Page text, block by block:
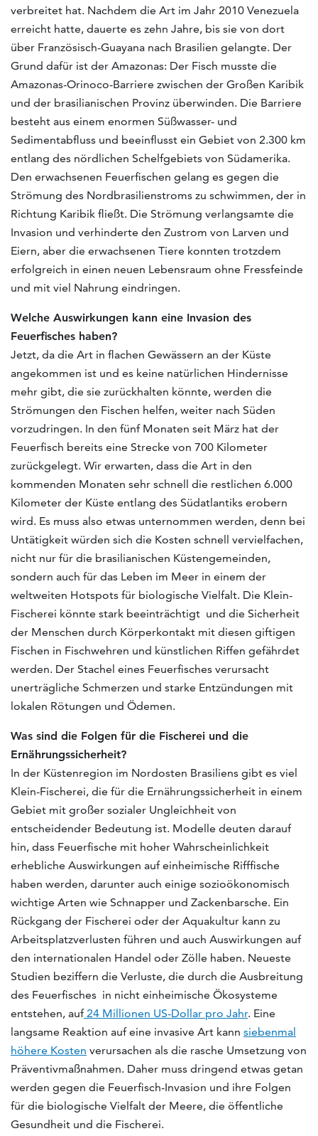
verbreitet hat. Nachdem die Art im Jahr 2010 Venezuela
erreicht hatte, dauerte es zehn Jahre, bis sie von dort
über Französisch-Guayana nach Brasilien gelangte. Der
Grund dafür ist der Amazonas: Der Fisch musste die
Amazonas-Orinoco-Barriere zwischen der Großen Karibik
und der brasilianischen Provinz überwinden. Die Barriere
besteht aus einem enormen Süßwasser- und
Sedimentabfluss und beeinflusst ein Gebiet von 2.300 km
entlang des nördlichen Schelfgebiets von Südamerika.
Den erwachsenen Feuerfischen gelang es gegen die
Strömung des Nordbrasilienstroms zu schwimmen, der in
Richtung Karibik fließt. Die Strömung verlangsamte die
Invasion und verhinderte den Zustrom von Larven und
Eiern, aber die erwachsenen Tiere konnten trotzdem
erfolgreich in einen neuen Lebensraum ohne Fressfeinde
und mit viel Nahrung eindringen.
Welche Auswirkungen kann eine Invasion des
Feuerfisches haben?
Jetzt, da die Art in flachen Gewässern an der Küste
angekommen ist und es keine natürlichen Hindernisse
mehr gibt, die sie zurückhalten könnte, werden die
Strömungen den Fischen helfen, weiter nach Süden
vorzudringen. In den fünf Monaten seit März hat der
Feuerfisch bereits eine Strecke von 700 Kilometer
zurückgelegt. Wir erwarten, dass die Art in den
kommenden Monaten sehr schnell die restlichen 6.000
Kilometer der Küste entlang des Südatlantiks erobern
wird. Es muss also etwas unternommen werden, denn bei
Untätigkeit würden sich die Kosten schnell vervielfachen,
nicht nur für die brasilianischen Küstengemeinden,
sondern auch für das Leben im Meer in einem der
weltweiten Hotspots für biologische Vielfalt. Die Klein-
Fischerei könnte stark beeinträchtigt und die Sicherheit
der Menschen durch Körperkontakt mit diesen giftigen
Fischen in Fischwehren und künstlichen Riffen gefährdet
werden. Der Stachel eines Feuerfisches verursacht
unerträgliche Schmerzen und starke Entzündungen mit
lokalen Rötungen und Ödemen.
Was sind die Folgen für die Fischerei und die
Ernährungssicherheit?
In der Küstenregion im Nordosten Brasiliens gibt es viel
Klein-Fischerei, die für die Ernährungssicherheit in einem
Gebiet mit großer sozialer Ungleichheit von
entscheidender Bedeutung ist. Modelle deuten darauf
hin, dass Feuerfische mit hoher Wahrscheinlichkeit
erhebliche Auswirkungen auf einheimische Rifffische
haben werden, darunter auch einige sozioökonomisch
wichtige Arten wie Schnapper und Zackenbarsche. Ein
Rückgang der Fischerei oder der Aquakultur kann zu
Arbeitsplatzverlusten führen und auch Auswirkungen auf
den internationalen Handel oder Zölle haben. Neueste
Studien beziffern die Verluste, die durch die Ausbreitung
des Feuerfisches in nicht einheimische Ökosysteme
entstehen, auf24 Millionen US-Dollar pro Jahr. Eine
langsame Reaktion auf eine invasive Art kann siebenmal
höhere Kosten verursachen als die rasche Umsetzung von
Präventivmaßnahmen. Daher muss dringend etwas getan
werden gegen die Feuerfisch-Invasion und ihre Folgen
für die biologische Vielfalt der Meere, die öffentliche
Gesundheit und die Fischerei.